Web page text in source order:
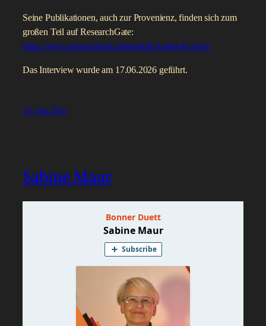
Seine Publikationen, auch zur Provenienz, finden sich zum
großen Teil auf ResearchGate:
https://www.researchgate.net/profile/Andre-Koch-6
Das Interview wurde am 17.06.2026 geführt.
19. Juni 2026
Sabine Maur